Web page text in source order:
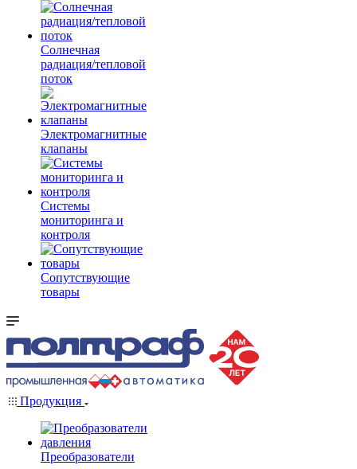
Солнечная
радиация/тепловой
поток
Электромагнитные
клапаны
Системы
мониторинга и
контроля
Сопутствующие
товары
Продукция
Преобразователи